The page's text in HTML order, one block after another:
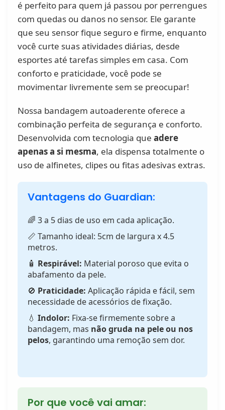
é perfeito para quem já passou por perrengues
com quedas ou danos no sensor. Ele garante
que seu sensor fique seguro e firme, enquanto
você curte suas atividades diárias, desde
esportes até tarefas simples em casa. Com
conforto e praticidade, você pode se
movimentar livremente sem se preocupar!
Nossa bandagem autoaderente oferece a
combinação perfeita de segurança e conforto.
Desenvolvida com tecnologia que adere
apenas a si mesma, ela dispensa totalmente o
uso de alfinetes, clipes ou fitas adesivas extras.
Vantagens do Guardian:
🌈 3 a 5 dias de uso em cada aplicação.
📏 Tamanho ideal: 5cm de largura x 4.5
metros.
🧴 Respirável: Material poroso que evita o
abafamento da pele.
🚫 Praticidade: Aplicação rápida e fácil, sem
necessidade de acessórios de fixação.
💧 Indolor: Fixa-se firmemente sobre a
bandagem, mas não gruda na pele ou nos
pelos, garantindo uma remoção sem dor.
Por que você vai amar: